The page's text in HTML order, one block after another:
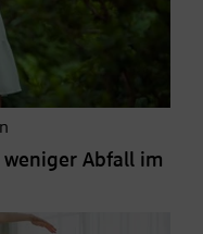
Abfall im